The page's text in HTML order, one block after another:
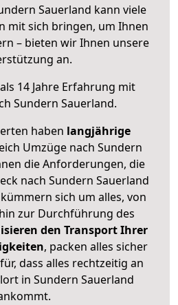
Sauerland kann viele
mit sich bringen, um Ihnen
– bieten wir Ihnen unsere
an.
14 Jahre Erfahrung mit
Sundern Sauerland.
haben langjährige
Umzüge nach Sundern
die Anforderungen, die
nach Sundern Sauerland
sich um alles, von
zur Durchführung des
den Transport Ihrer
, packen alles sicher
dass alles rechtzeitig an
in Sundern Sauerland